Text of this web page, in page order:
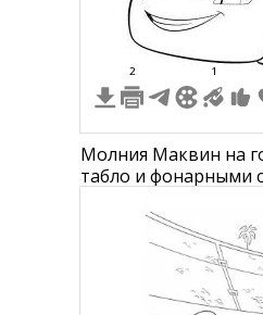
2 1
Молния Маквин на
табло и фонарными